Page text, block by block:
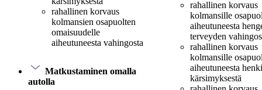
rahallinen korvaus
kolmansien osapuolten
omaisuudelle
aiheutuneesta vahingosta
Matkustaminen omalla
autolla
rahallinen korvaus
kolmansille
aiheutuneesta
terveyden
rahallinen korvaus
kolmansille
aiheutuneesta
kärsimyksestä